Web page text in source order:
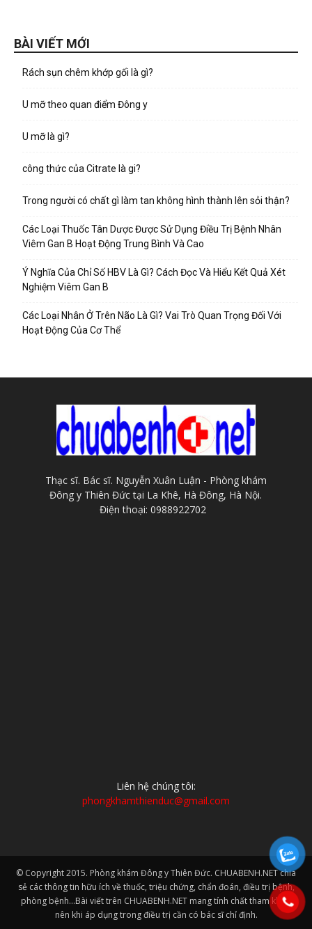
BÀI VIẾT MỚI
Rách sụn chêm khớp gối là gì?
U mỡ theo quan điểm Đông y
U mỡ là gì?
công thức của Citrate là gi?
Trong người có chất gì làm tan không hình thành lên sỏi thận?
Các Loại Thuốc Tân Dược Được Sử Dụng Điều Trị Bệnh Nhân
Viêm Gan B Hoạt Động Trung Bình Và Cao
Ý Nghĩa Của Chỉ Số HBV Là Gì? Cách Đọc Và Hiểu Kết Quả Xét
Nghiệm Viêm Gan B
Các Loại Nhân Ở Trên Não Là Gì? Vai Trò Quan Trọng Đối Với
Hoạt Động Của Cơ Thể
Thạc sĩ. Bác sĩ. Nguyễn Xuân Luận - Phòng khám
Đông y Thiên Đức tại La Khê, Hà Đông, Hà Nội.
Điện thoại: 0988922702
Liên hệ chúng tôi:
phongkhamthienduc@gmail.com
© Copyright 2015. Phòng khám Đông y Thiên Đức. CHUABENH.NET chia
sẻ các thông tin hữu ích về thuốc, triệu chứng, chẩn đoán, điều trị bệnh,
phòng bệnh...Bài viết trên CHUABENH.NET mang tính chất tham khảo
nên khi áp dụng trong điều trị cần có bác sĩ chỉ định.